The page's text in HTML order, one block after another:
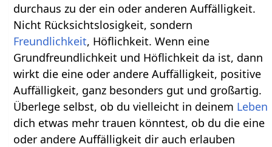
durchaus zu der ein oder anderen Auffälligkeit.
Nicht Rücksichtslosigkeit, sondern
Freundlichkeit, Höflichkeit. Wenn eine
Grundfreundlichkeit und Höflichkeit da ist, dann
wirkt die eine oder andere Auffälligkeit, positive
Auffälligkeit, ganz besonders gut und großartig.
Überlege selbst, ob du vielleicht in deinem Leben
dich etwas mehr trauen könntest, ob du die eine
oder andere Auffälligkeit dir auch erlauben